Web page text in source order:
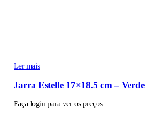
Ler mais
Jarra Estelle 17×18.5 cm – Verde
Faça login para ver os preços